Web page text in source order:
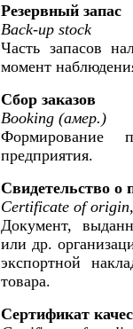
Резервный запас
Back-up stock
Часть запасов
момент
Сбор заказов
Booking (амер.)
Формирование
предприятия.
Свидетельство о
Certificate of
Документ,
или др.
экспортной
товара.
Сертификат